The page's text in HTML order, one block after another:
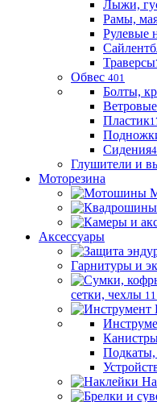
Лыжи,
Рамы,
Рулевые
Траверсы
Обвес 401
Болты,
Ветровые
Пластик
Сидения
Глушители и
Моторезина
Аксессуары
Гарнитуры и
сетки, чехлы
Подкаты,